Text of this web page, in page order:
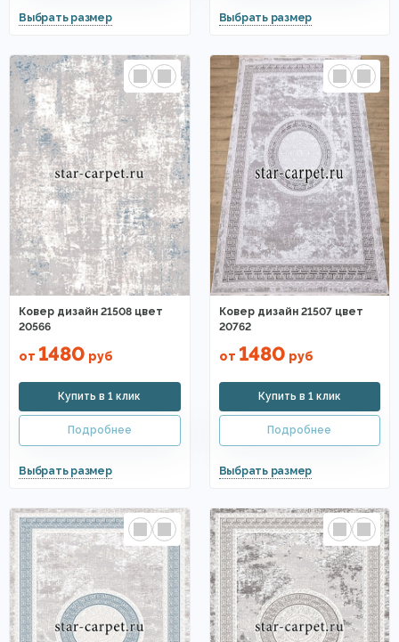
Ковер дизайн 21508 цвет
20566
от 1480 руб
Ковер дизайн 21507 цвет
20762
от 1480 руб